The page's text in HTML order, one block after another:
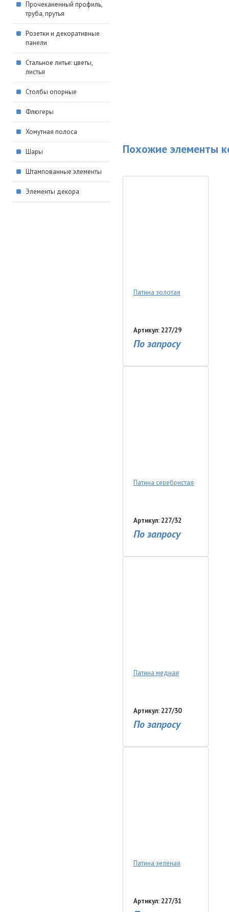
Прочеканенный профиль,
труба, прутья
Розетки и декоративные
панели
Стальное литье: цветы,
листья
Столбы опорные
Флюгеры
Хомутная полоса
Шары
Штампованные элементы
Элементы декора
Похожие элементы
Патина золотая
Артикул: 227/29
По запросу
Патина серебристая
Артикул: 227/32
По запросу
Патина медная
Артикул: 227/30
По запросу
Патина зеленая
Артикул: 227/31